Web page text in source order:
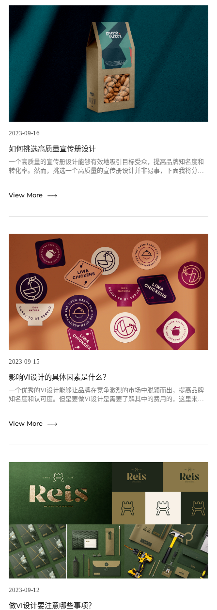
2023-09-16
如何挑选高质量宣传册设计
一个高质量的宣传册设计能够有效地吸引目标受众，提高品牌知名度和
转化率。然而，挑选一个高质量的宣传册设计并非易事，下面我将分享
View More
2023-09-15
影响VI设计的具体因素是什么？
一个优秀的VI设计能够让品牌在竞争激烈的市场中脱颖而出，提高品牌
知名度和认可度。但是要做VI设计是需要了解其中的费用的，这里来简
View More
2023-09-12
做VI设计要注意哪些事项？